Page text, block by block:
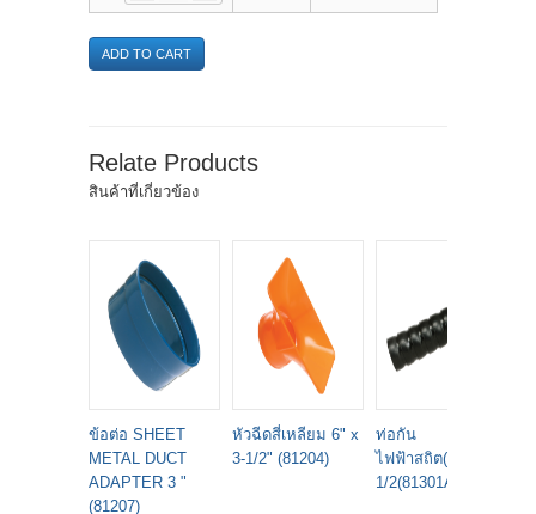
ADD TO CART
Relate Products
สินค้าที่เกี่ยวข้อง
ข้อต่อ SHEET
METAL DUCT
ADAPTER 3 "
(81207)
หัวฉีดสี่เหลียม 6" x
3-1/2" (81204)
ท่อกัน
ไฟฟ้าสถิต(ข้อ) 2-
1/2(81301AS)